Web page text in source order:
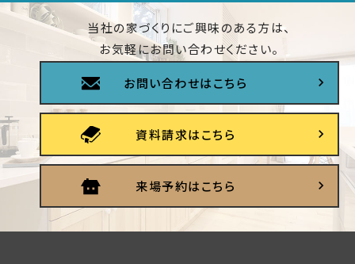
当社の家づくりにご興味のある方は、
お気軽にお問い合わせください。
お問い合わせはこちら
資料請求はこちら
来場予約はこちら